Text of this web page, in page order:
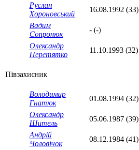
Руслан
Хороновський
16.08.1992 (33)
Вадим
Сопронюк
- (-)
Олександр
Перетятко
11.10.1993 (32)
Півзахисник
Володимир
Гнатюк
01.08.1994 (32)
Олександр
Шитель
05.06.1987 (39)
Андрій
Чоловічок
08.12.1984 (41)